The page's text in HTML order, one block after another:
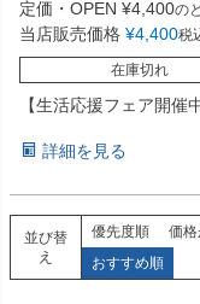
定価・OPEN ¥4,400の
当店販売価格 ¥4,400税
在庫切れ
【生活応援フェア開催中
詳細を見る
並び替
え
優先度順 価
おすすめ順